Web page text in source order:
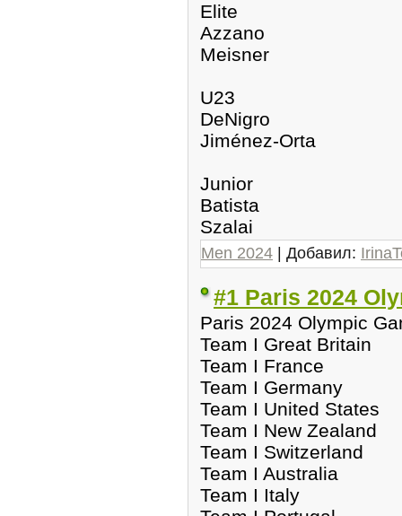
Elite
Azzano
Meisner
U23
DeNigro
Jiménez-Orta
Junior
Batista
Szalai
Men 2024 | Добавил:
#1 Paris 2024
Paris 2024 Olympic
Team I Great Britain
Team I France
Team I Germany
Team I United States
Team I New Zealand
Team I Switzerland
Team I Australia
Team I Italy